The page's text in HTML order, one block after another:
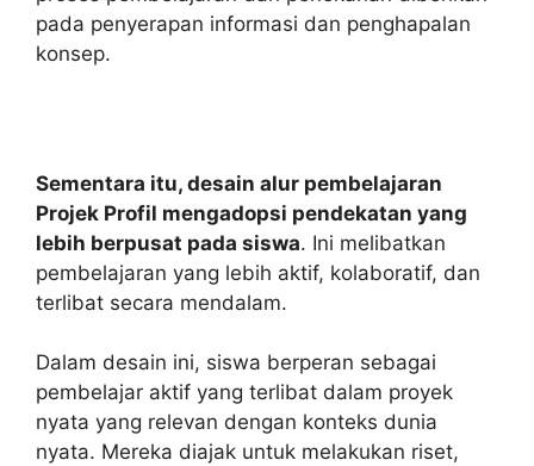
pada penyerapan informasi dan penghapalan
konsep.
Sementara itu, desain alur pembelajaran
Projek Profil mengadopsi pendekatan yang
lebih berpusat pada siswa. Ini melibatkan
pembelajaran yang lebih aktif, kolaboratif, dan
terlibat secara mendalam.
Dalam desain ini, siswa berperan sebagai
pembelajar aktif yang terlibat dalam proyek
nyata yang relevan dengan konteks dunia
nyata. Mereka diajak untuk melakukan riset,